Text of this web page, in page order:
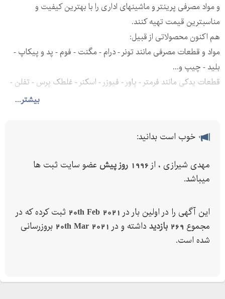
بیشتر...
و مواد مصرفی پرینتر و ماشینهای اداری را با بهترین کیفیت و
مناسبترین قیمت تهیه کنند.
هم اکنون محصولاتی از قبیل:
مواد و قطعات مصرفی مانند تونر - درام - مگنت - فوم - پد و پیکاپ -
بلید - چیپ و...
قطعات یدکی مانند فرمتر - پاور - فیوزر - اسکنر - غلطک پرس - تفلن -
CANON
LEXMARK
خوب است بدانید:
مهدی شیرازی ، از 1996 روز پیش
عضو سایت ثبت ها
میباشد.
این آگهی را در اولین بار در 20th Feb 2021 ثبت کرده که در
مجموع 269 بازدید داشته و در 20th Mar 2021 بروزرسانی
شده است.